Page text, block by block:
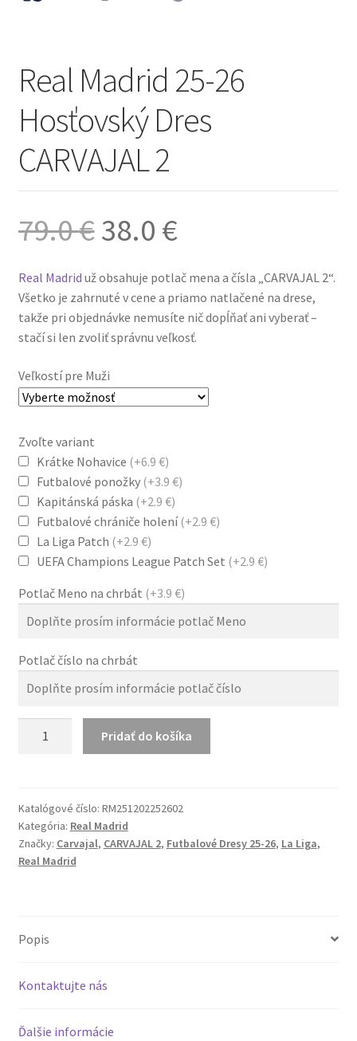
Real Madrid 25-26
Hosťovský Dres
CARVAJAL 2
79.0€Pôvodná
cena
bola:
79.0 €.
38.0 €Aktuálna
cena
je:
38.0 €.
Real Madrid už obsahuje potlač mena a čísla „CARVAJAL 2“.
Všetko je zahrnuté v cene a priamo natlačené na drese,
takže pri objednávke nemusíte nič dopĺňať ani vyberať –
stačí si len zvoliť správnu veľkosť.
Veľkostí pre Muži
Zvoľte variant
Krátke Nohavice (+6.9 €)
Futbalové ponožky (+3.9 €)
Kapitánská páska (+2.9 €)
Futbalové chrániče holení(+2.9 €)
La Liga Patch (+2.9 €)
UEFA Champions League Patch Set (+2.9 €)
Potlač Meno na chrbát (+3.9 €)
Potlač číslo na chrbát
26
Hosťovský
Dres
CARVAJAL
Pridať do košíka
Katalógové číslo: RM251202252602
Kategória: Real Madrid
Značky: Carvajal, CARVAJAL 2, Futbalové Dresy 25-26, La Liga,
Real Madrid
Popis
Kontaktujte nás
Ďalšie informácie